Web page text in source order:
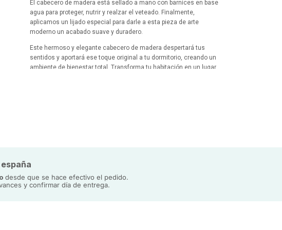
El cabecero de madera está sellado a mano con barnices en base
agua para proteger, nutrir y realzar el veteado. Finalmente,
aplicamos un lijado especial para darle a esta pieza de arte
moderno un acabado suave y duradero.
Este hermoso y elegante cabecero de madera despertará tus
sentidos y aportará ese toque original a tu dormitorio, creando un
ambiente de bienestar total. Transforma tu habitación en un lugar
desde que se hace efectivo el pedido.
y confirmar día de entrega.